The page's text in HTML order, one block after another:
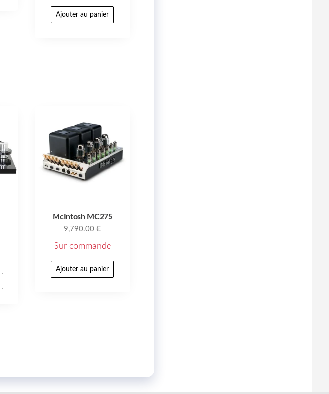
Ajouter au panier
McIntosh MC275
9,790.00€
Sur commande
Ajouter au panier